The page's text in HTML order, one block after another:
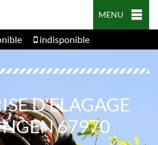
MENU
indisponible
D'ELAGAGE
67970